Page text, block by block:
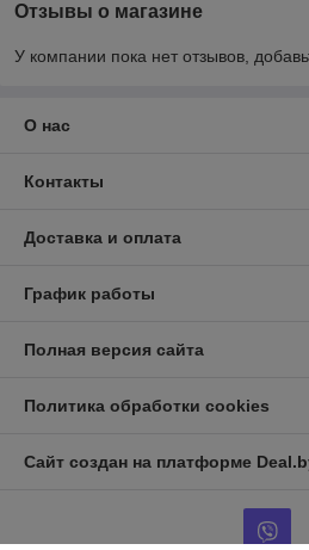
Отзывы о магазине
У компании пока нет отзывов,
О нас
Контакты
Доставка и оплата
График работы
Полная версия сайта
Политика обработки cookies
Сайт создан на платформе